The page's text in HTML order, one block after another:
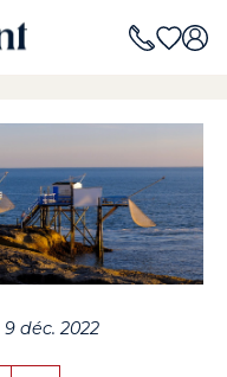
9 déc. 2022